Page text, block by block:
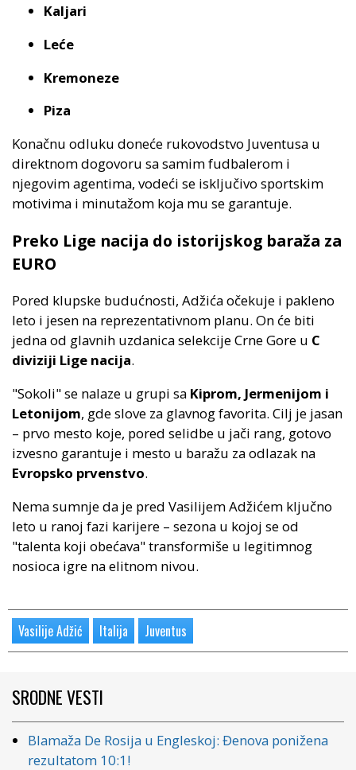
Kaljari
Leće
Kremoneze
Piza
Konačnu odluku doneće rukovodstvo Juventusa u
direktnom dogovoru sa samim fudbalerom i
njegovim agentima, vodeći se isključivo sportskim
motivima i minutažom koja mu se garantuje.
Preko Lige nacija do istorijskog baraža za
EURO
Pored klupske budućnosti, Adžića očekuje i pakleno
leto i jesen na reprezentativnom planu. On će biti
jedna od glavnih uzdanica selekcije Crne Gore u C
diviziji Lige nacija.
"Sokoli" se nalaze u grupi sa Kiprom, Jermenijom i
Letonijom, gde slove za glavnog favorita. Cilj je jasan
– prvo mesto koje, pored selidbe u jači rang, gotovo
izvesno garantuje i mesto u baražu za odlazak na
Evropsko prvenstvo.
Nema sumnje da je pred Vasilijem Adžićem ključno
leto u ranoj fazi karijere – sezona u kojoj se od
"talenta koji obećava" transformiše u legitimnog
nosioca igre na elitnom nivou.
Vasilije Adžić Italija Juventus
SRODNE VESTI
Blamaža De Rosija u Engleskoj: Đenova ponižena
rezultatom 10:1!